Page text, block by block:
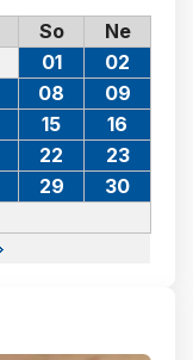
So Ne
01
02
08
09
15
16
22
23
29
30